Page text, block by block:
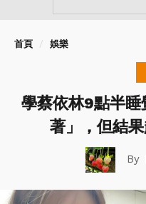
首頁 娛樂
學蔡依林9點半
著」，但結